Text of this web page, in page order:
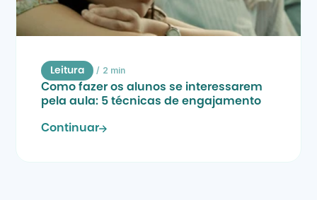
Leitura / 2 min
Como fazer os alunos se interessarem
pela aula: 5 técnicas de engajamento
Continuar